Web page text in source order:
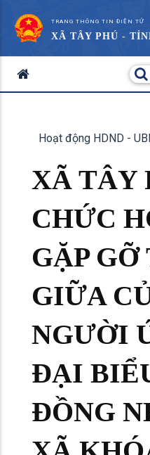
TRANG THÔNG TIN ĐIỆN TỬ
XÃ TÂY PHÚ -
Hoạt động HDND -
XÃ TÂY
CHỨC
GẶP GỠ
GIỮA
NGƯỜI
ĐẠI
ĐỒNG